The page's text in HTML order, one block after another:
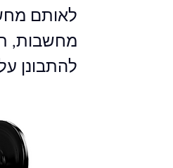
לאותם
מחשבות,
להתבונן